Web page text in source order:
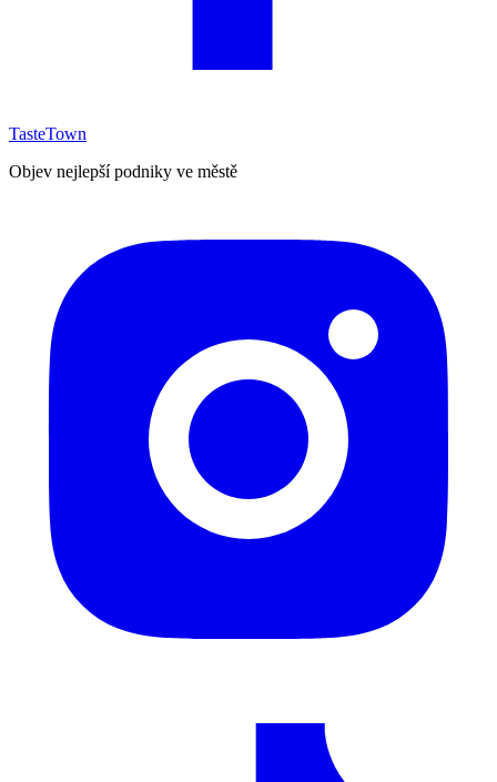
TasteTown
Objev nejlepší podniky ve městě